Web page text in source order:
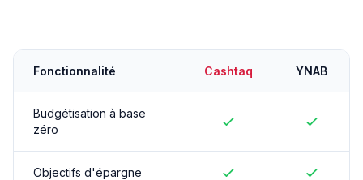
Fonctionnalité Cashtaq YNAB
Budgétisation à base
zéro
Objectifs d'épargne